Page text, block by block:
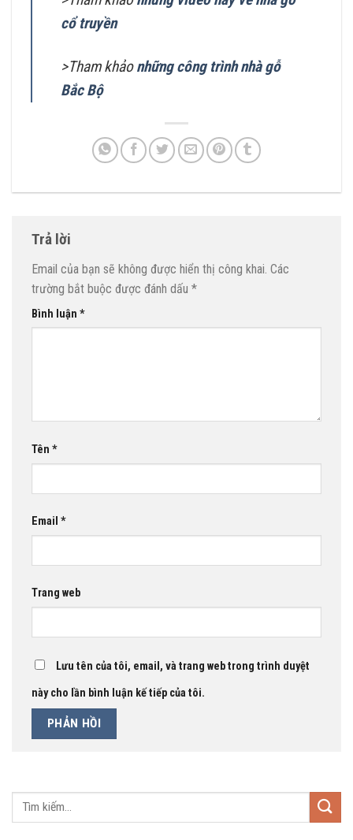
cổ truyền
>Tham khảonhững công trình nhà gỗ
Bắc Bộ
Trả lời
Email của bạn sẽ không được hiển thị công khai. Các
trường bắt buộc được đánh dấu *
Bình luận *
Tên *
Email *
Trang web
Lưu tên của tôi, email, và trang web trong trình duyệt
này cho lần bình luận kế tiếp của tôi.